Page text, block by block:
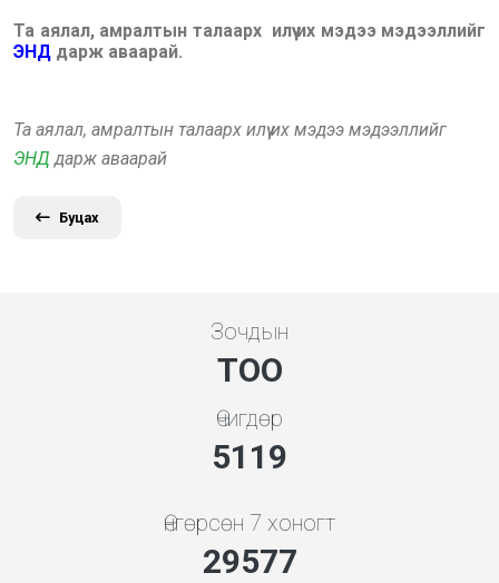
Та аялал, амралтын талаарх илүү их мэдээ мэдээллийг
ЭНД дарж аваарай.
Та аялал, амралтын талаарх илүү их мэдээ мэдээллийг
ЭНД дарж аваарай
Буцах
Зочдын
ТОО
Өчигдөр
5119
Өнгөрсөн 7 хоногт
31852